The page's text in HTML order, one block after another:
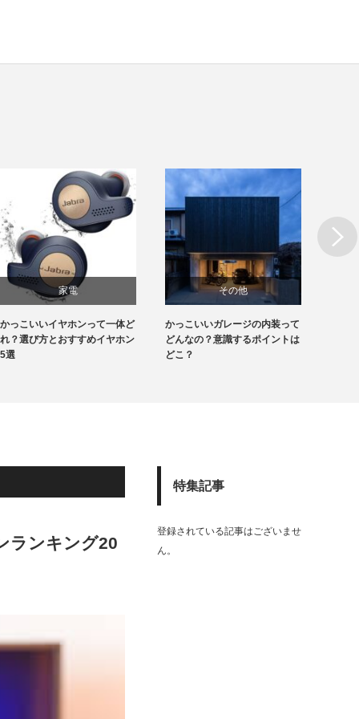
家電
かっこいいイヤホンって一体ど
れ？選び方とおすすめイヤホン
5選
その他
かっこいいガレージの内装って
どんなの？意識するポイントは
どこ？
Next
ランキング20
特集記事
登録されている記事はございませ
ん。